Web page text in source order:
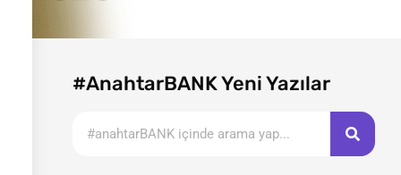
#AnahtarBANK Yeni Yazılar